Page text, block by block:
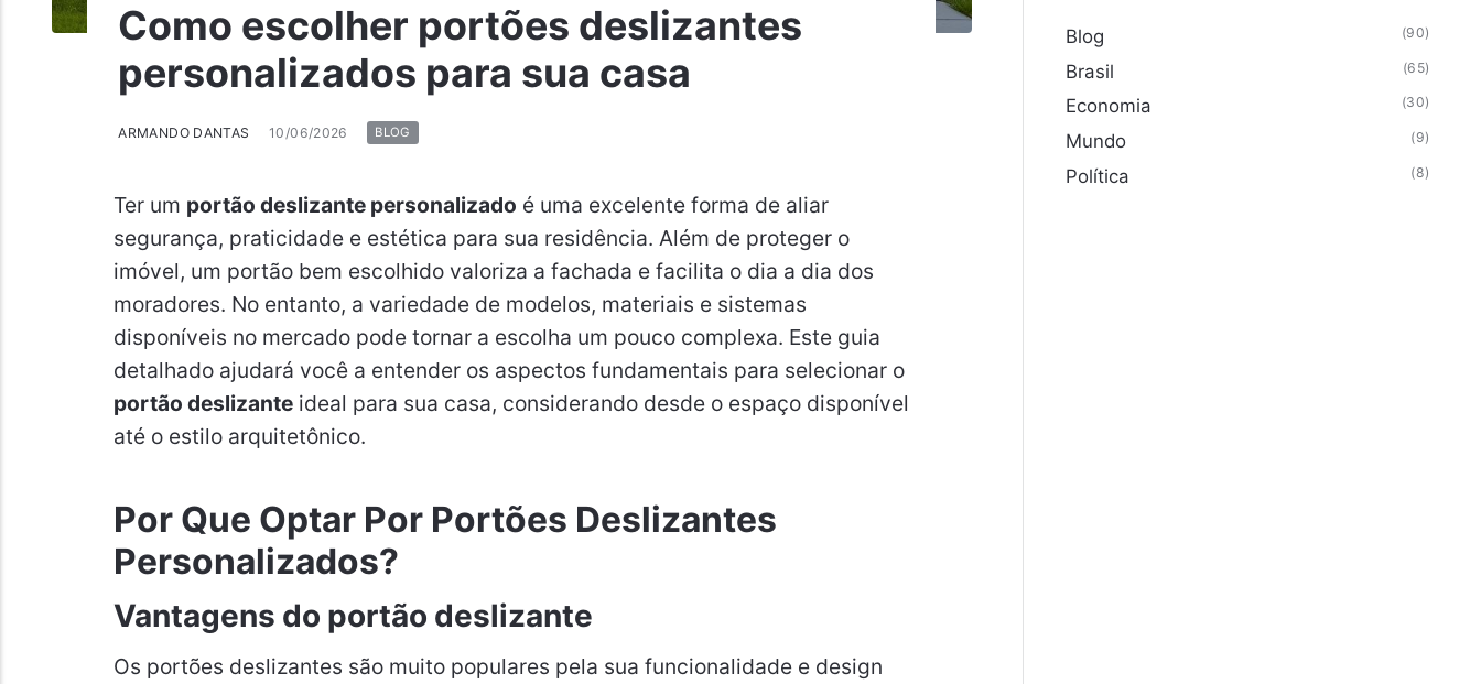
Como escolher portões deslizantes
personalizados para sua casa
ARMANDO DANTAS 10/06/2026 BLOG
Ter um portão deslizante personalizado é uma excelente forma de aliar
segurança, praticidade e estética para sua residência. Além de proteger o
imóvel, um portão bem escolhido valoriza a fachada e facilita o dia a dia dos
moradores. No entanto, a variedade de modelos, materiais e sistemas
disponíveis no mercado pode tornar a escolha um pouco complexa. Este guia
detalhado ajudará você a entender os aspectos fundamentais para selecionar o
portão deslizanteideal para sua casa, considerando desde o espaço disponível
até o estilo arquitetônico.
Por Que Optar Por Portões Deslizantes
Personalizados?
Vantagens do portão deslizante
Os portões deslizantes são muito populares pela sua funcionalidade e design
Blog (90)
Brasil (65)
Economia (30)
Mundo (9)
Política (8)